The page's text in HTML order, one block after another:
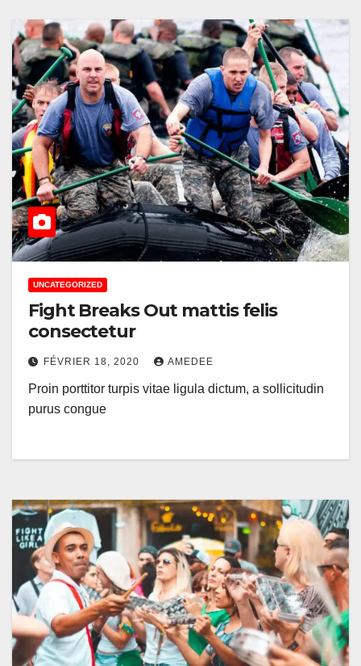
UNCATEGORIZED
Fight Breaks Out mattis felis
consectetur
FÉVRIER 18, 2020 AMEDEE
Proin porttitor turpis vitae ligula dictum, a sollicitudin
purus congue